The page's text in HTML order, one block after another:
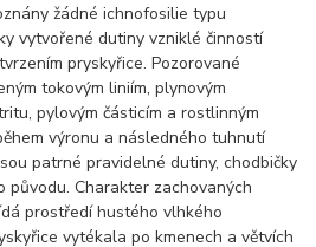
žádné ichnofosilie typu
vytvořené dutiny vzniklé činností
pryskyřice. Pozorované
tokovým liniím, plynovým
pylovým částicím a rostlinným
výronu a následného tuhnutí
patrné pravidelné dutiny, chodbičky
původu. Charakter zachovaných
prostředí hustého vlhkého
vytékala po kmenech a větvích